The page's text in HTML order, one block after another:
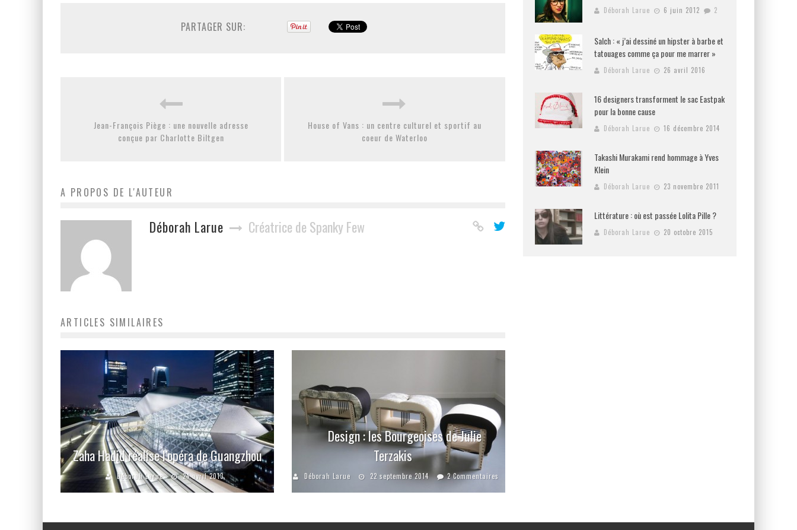
PARTAGER SUR:
Jean-François Piège : une nouvelle adresse
conçue par Charlotte Biltgen
House of Vans : un centre culturel et sportif au
coeur de Waterloo
A PROPOS DE L'AUTEUR
Déborah Larue Créatrice de Spanky Few
ARTICLES SIMILAIRES
Zaha Hadid réalise l’opéra de Guangzhou
Déborah Larue 24 avril 2013
Design : les Bourgeoises de Julie
Terzakis
Déborah Larue 22 septembre 2014 2 Commentaires
Déborah Larue 6 juin 2012 2
Salch : « j’ai dessiné un hipster à barbe et
tatouages comme ça pour me marrer »
Déborah Larue 26 avril 2016
16 designers transforment le sac Eastpak
pour la bonne cause
Déborah Larue 16 décembre 2014
Takashi Murakami rend hommage à Yves
Klein
Déborah Larue 23 novembre 2011
Littérature : où est passée Lolita Pille ?
Déborah Larue 20 octobre 2015